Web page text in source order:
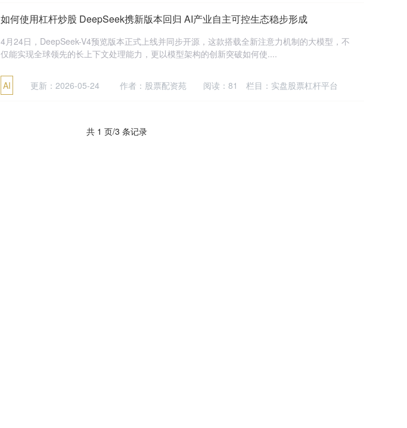
如何使用杠杆炒股 DeepSeek携新版本回归 AI产业自主可控生态稳步形成
4月24日，DeepSeek-V4预览版本正式上线并同步开源，这款搭载全新注意力机制的大模型，不
仅能实现全球领先的长上下文处理能力，更以模型架构的创新突破如何使....
AI 更新：2026-05-24 作者：股票配资苑 阅读：81 栏目： 实盘股票杠杆平台
共 1 页/3 条记录